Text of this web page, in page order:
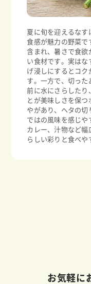
夏に旬を迎えるなす
食感が魅力の野菜で
含まれ、暑さで食欲
い食材です。実はな
げ浸しにするとコク
す。一方で、切った
前に水にさらしたり
とが美味しさを保
やがあり、ヘタの切
ではの風味を感じや
カレー、汁物など幅
らしい彩りと食べや
お気軽に